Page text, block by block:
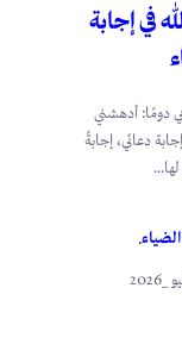
في إجابة
دومًا: أدهشني
دعائي، إجابةً
.